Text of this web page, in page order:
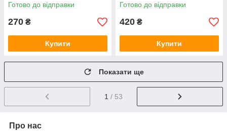
Готово до відправки
270 ₴
Купити
Готово до відправки
420 ₴
Купити
Показати ще
1 / 53
Про нас